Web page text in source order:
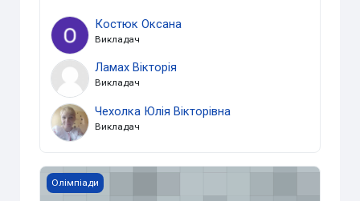
Костюк Оксана
Викладач
Ламах Вікторія
Викладач
Чехолка Юлія Вікторівна
Викладач
Всеукраїнська інтернет-олімпіада з історії Острозької
Олімпіади